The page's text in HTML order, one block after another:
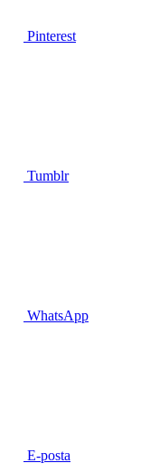
Pinterest
Tumblr
WhatsApp
E-posta